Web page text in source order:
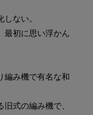
ない。
最初に思い浮かん
編み機で有名な和
式の編み機で、